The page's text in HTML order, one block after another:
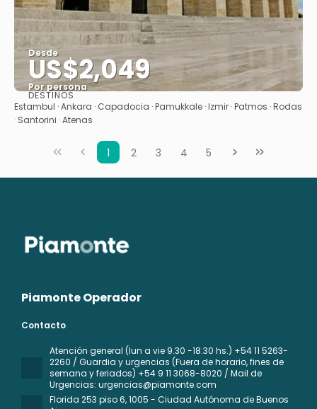
Desde
US$2,049
Por persona
Ver
DESTINOS
Estambul · Ankara · Capadocia · Pamukkale · Izmir · Patmos · Rodas
· Santorini · Atenas
1 2 3 4 5
Piamonte Operador
Contacto
Atención general (lun a vie 9.30 -18.30 hs.) +54 11 5263-
2260 / Guardia y urgencias (Fuera de horario, fines de
semana y feriados) +54 9 11 3068-8020 / Mail de
Urgencias: urgencias@piamonte.com
Florida 253 piso 6, 1005 - Ciudad Autónoma de Buenos